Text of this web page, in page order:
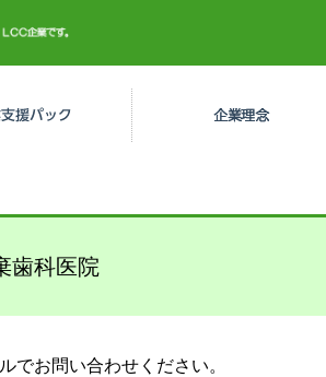
３０万円開業パック
歯科医院
でお問い合わせください。